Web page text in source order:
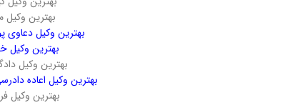
بهترین وکیل
بهترین وکیل دعاوی
بهترین وکیل
بهترین وکیل
بهترین وکیل اعاده
بهترین وکیل